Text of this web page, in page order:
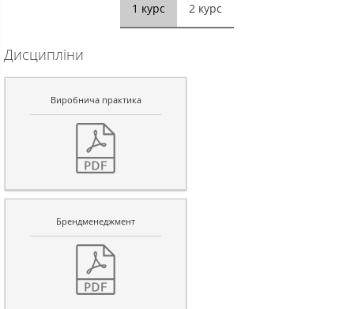
1 курс 2 курс
Дисципліни
Виробнича практика
Брендменеджмент